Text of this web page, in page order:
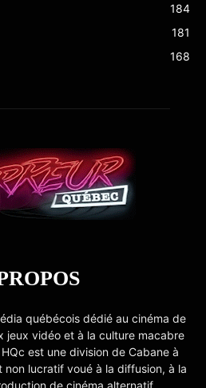
184
181
168
québécois dédié au cinéma de
jeux vidéo et à la culture macabre
est une division de Cabane à
non lucratif voué à la diffusion, à la
de cinéma alternatif.